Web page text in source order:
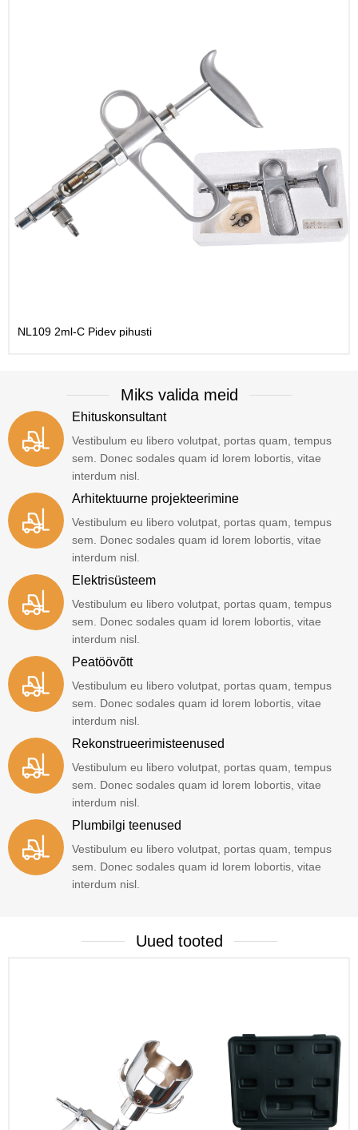
NL109 2ml-C Pidev pihusti
Miks valida meid
Ehituskonsultant
Vestibulum eu libero volutpat, portas quam, tempus
sem. Donec sodales quam id lorem lobortis, vitae
interdum nisl.
Arhitektuurne projekteerimine
Vestibulum eu libero volutpat, portas quam, tempus
sem. Donec sodales quam id lorem lobortis, vitae
interdum nisl.
Elektrisüsteem
Vestibulum eu libero volutpat, portas quam, tempus
sem. Donec sodales quam id lorem lobortis, vitae
interdum nisl.
Peatöövõtt
Vestibulum eu libero volutpat, portas quam, tempus
sem. Donec sodales quam id lorem lobortis, vitae
interdum nisl.
Rekonstrueerimisteenused
Vestibulum eu libero volutpat, portas quam, tempus
sem. Donec sodales quam id lorem lobortis, vitae
interdum nisl.
Plumbilgi teenused
Vestibulum eu libero volutpat, portas quam, tempus
sem. Donec sodales quam id lorem lobortis, vitae
interdum nisl.
Uued tooted